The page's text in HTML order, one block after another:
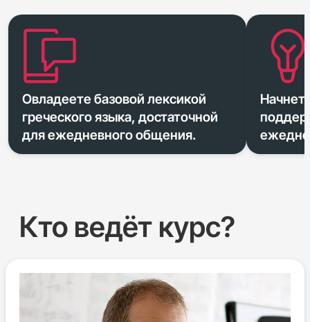
Овладеете базовой лексикой
греческого языка, достаточной
для ежедневного общения.
Кто ведёт курс?